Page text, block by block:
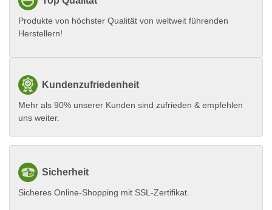
Produkte von höchster Qualität von weltweit führenden
Herstellern!
Kundenzufriedenheit
Mehr als 90% unserer Kunden sind zufrieden & empfehlen
uns weiter.
Sicherheit
Sicheres Online-Shopping mit SSL-Zertifikat.